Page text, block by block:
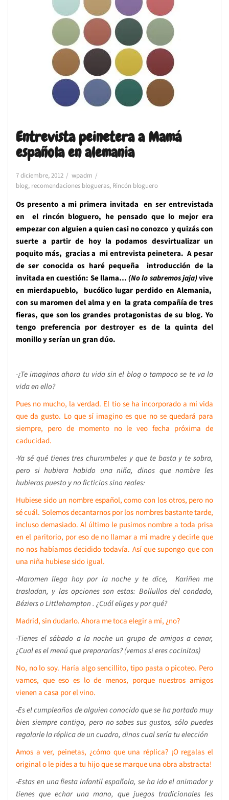
Entrevista peinetera a Mamá
española en alemania
7 diciembre, 2012
wpadm
blog, recomendaciones blogueras, Rincón bloguero
Os presento a mi primera invitada en ser entrevistada
en el rincón bloguero, he pensado que lo mejor era
empezar con alguien a quien casi no conozco y quizás con
suerte a partir de hoy la podamos desvirtualizar un
poquito más, gracias a mi entrevista peinetera. A pesar
de ser conocida os haré pequeña introducción de la
invitada en cuestión: Se llama…(No lo sabremos jaja)vive
en mierdapueblo, bucólico lugar perdido en Alemania,
con su maromen del alma y en la grata compañía de tres
fieras, que son los grandes protagonistas de su blog. Yo
tengo preferencia por destroyer es de la quinta del
monillo y serían un gran dúo.
-¿Te imaginas ahora tu vida sin el blog o tampoco se te va la
vida en ello?
Pues no mucho, la verdad. El tío se ha incorporado a mi vida
que da gusto. Lo que sí imagino es que no se quedará para
siempre, pero de momento no le veo fecha próxima de
caducidad.
-Ya sé qué tienes tres churumbeles y que te basta y te sobra,
pero si hubiera habido una niña, dinos que nombre les
hubieras puesto y no ficticios sino reales:
Hubiese sido un nombre español, como con los otros, pero no
sé cuál. Solemos decantarnos por los nombres bastante tarde,
incluso demasiado. Al último le pusimos nombre a toda prisa
en el paritorio, por eso de no llamar a mi madre y decirle que
no nos habíamos decidido todavía. Así que supongo que con
una niña hubiese sido igual.
-Maromen llega hoy por la noche y te dice, Kariñen me
trasladan, y las opciones son estas: Bollullos del condado,
Béziers o Littlehampton . ¿Cuál eliges y por qué?
Madrid, sin dudarlo. Ahora me toca elegir a mí, ¿no?
-Tienes el sábado a la noche un grupo de amigos a cenar,
¿Cual es el menú que prepararías? (vemos si eres cocinitas)
No, no lo soy. Haría algo sencillito, tipo pasta o picoteo. Pero
vamos, que eso es lo de menos, porque nuestros amigos
vienen a casa por el vino.
-Es el cumpleaños de alguien conocido que se ha portado muy
bien siempre contigo, pero no sabes sus gustos, sólo puedes
regalarle la réplica de un cuadro, dinos cual sería tu elección
Amos a ver, peinetas, ¿cómo que una réplica? ¡O regalas el
original o le pides a tu hijo que se marque una obra abstracta!
-Estas en una fiesta infantil española, se ha ido el animador y
tienes que echar una mano, que juegos tradicionales les